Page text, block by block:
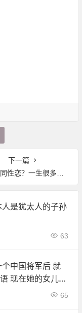
下一篇
？一生很多女人，却未有子女。
人是犹太人的子孙
63
中国将军后 就
现在她的女儿认
65